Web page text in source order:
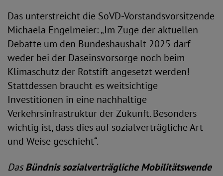
Das unterstreicht die SoVD-Vorstandsvorsitzende
Michaela Engelmeier: „Im Zuge der aktuellen
Debatte um den Bundeshaushalt 2025 darf
weder bei der Daseinsvorsorge noch beim
Klimaschutz der Rotstift angesetzt werden!
Stattdessen braucht es weitsichtige
Investitionen in eine nachhaltige
Verkehrsinfrastruktur der Zukunft. Besonders
wichtig ist, dass dies auf sozialverträgliche Art
und Weise geschieht“.
DasBündnis sozialverträgliche Mobilitätswende